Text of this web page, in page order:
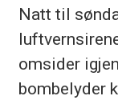
Natt til
omsider
bombelyder